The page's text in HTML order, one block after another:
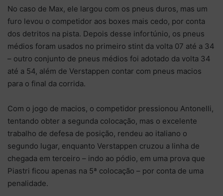
No caso de Max, ele largou com os pneus duros, mas um
furo levou o competidor aos boxes mais cedo, por conta
dos detritos na pista. Depois desse infortúnio, os pneus
médios foram usados no primeiro stint da volta 07 até a 34
– outro conjunto de pneus médios foi adotado da volta 34
até a 54, além de Verstappen contar com pneus macios
para o final da corrida.
Com o jogo de macios, o competidor pressionou Antonelli,
tentando obter a segunda colocação, mas o excelente
trabalho de defesa de posição, rendeu ao italiano o
segundo lugar, enquanto Verstappen cruzou a linha de
chegada em terceiro – indo ao pódio, em uma prova que
Piastri ficou apenas na 5ª colocação – por conta de uma
penalidade.